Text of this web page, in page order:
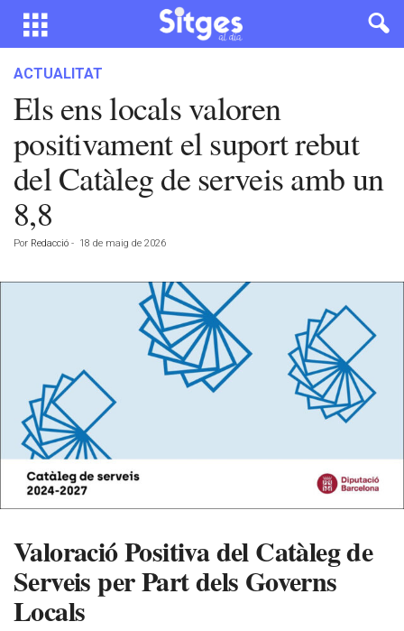
ACTUALITAT
Els ens locals valoren
positivament el suport rebut
del Catàleg de serveis amb un
8,8
Por Redacció - 18 de maig de 2026
Valoració Positiva del Catàleg de
Serveis per Part dels Governs
Locals